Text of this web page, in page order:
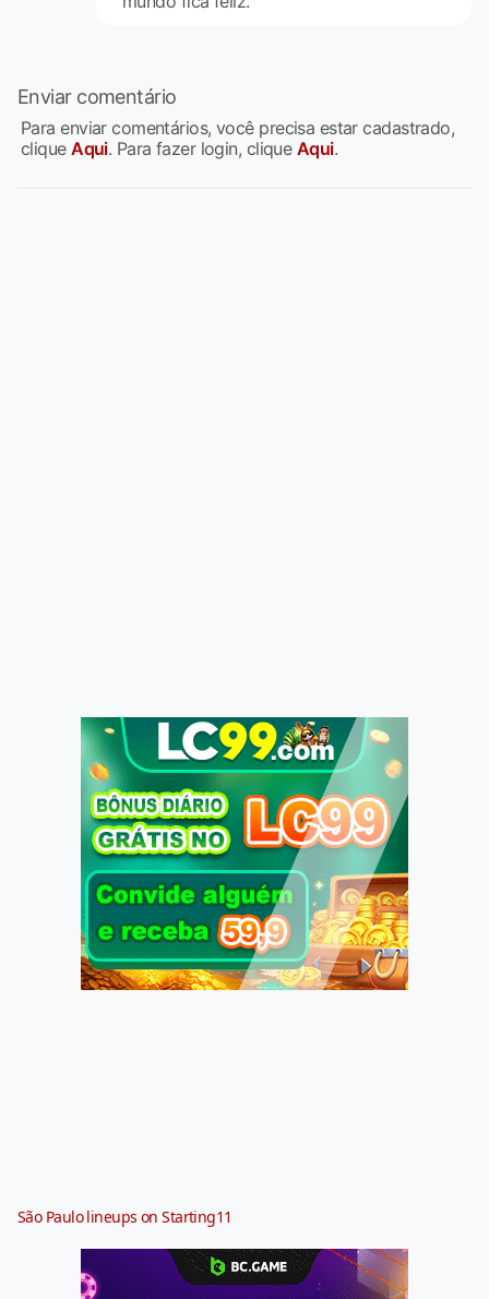
Enviar comentário
Para enviar comentários, você precisa estar cadastrado,
cliqueAqui. Para fazer login, clique Aqui.
São Paulo lineups on Starting11